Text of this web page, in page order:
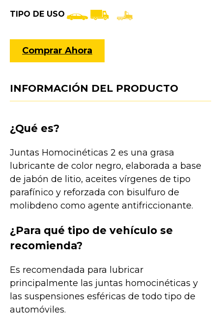
TIPO DE USO
Comprar Ahora
INFORMACIÓN DEL PRODUCTO
¿Qué es?
Juntas Homocinéticas 2 es una grasa
lubricante de color negro, elaborada a base
de jabón de litio, aceites vírgenes de tipo
parafínico y reforzada con bisulfuro de
molibdeno como agente antifriccionante.
¿Para qué tipo de vehículo se
recomienda?
Es recomendada para lubricar
principalmente las juntas homocinéticas y
las suspensiones esféricas de todo tipo de
automóviles.